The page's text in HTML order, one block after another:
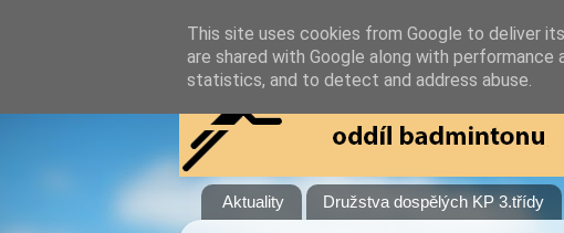
Aktuality Družstva dospělých KP 3.třídy
This site uses cookies from Google to deliver
are shared with Google along with
statistics, and to detect and address abuse.